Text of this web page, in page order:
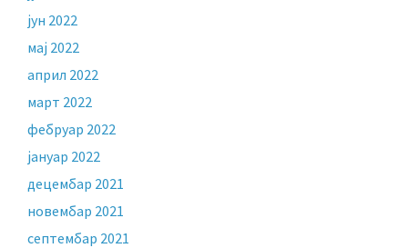
јун 2022
мај 2022
април 2022
март 2022
фебруар 2022
јануар 2022
децембар 2021
новембар 2021
септембар 2021